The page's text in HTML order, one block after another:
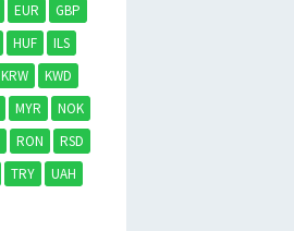
EUR
GBP
HUF
ILS
KRW
KWD
MYR
NOK
RON
RSD
TRY
UAH